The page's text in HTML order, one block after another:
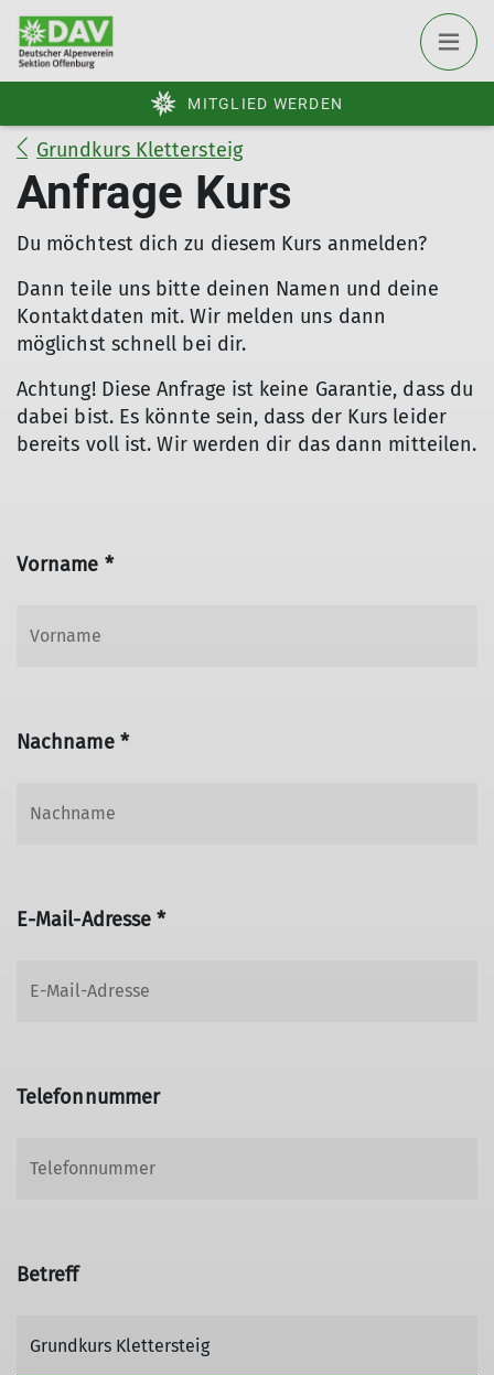
MITGLIED WERDEN
Grundkurs Klettersteig
Anfrage Kurs
Du möchtest dich zu diesem Kurs anmelden?
Dann teile uns bitte deinen Namen und deine
Kontaktdaten mit. Wir melden uns dann
möglichst schnell bei dir.
Achtung! Diese Anfrage ist keine Garantie, dass du
dabei bist. Es könnte sein, dass der Kurs leider
bereits voll ist. Wir werden dir das dann mitteilen.
Vorname *
Nachname *
E-Mail-Adresse *
Telefonnummer
Betreff